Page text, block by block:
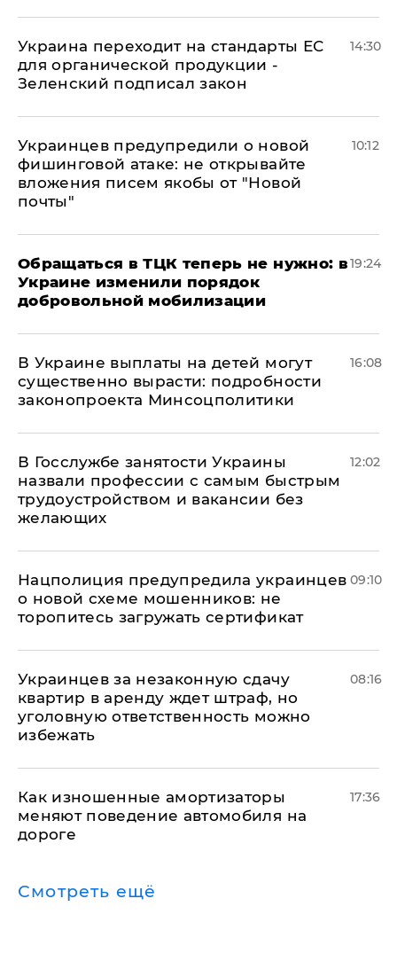
Украина переходит на стандарты ЕС
для органической продукции -
Зеленский подписал закон
14:30
Украинцев предупредили о новой
фишинговой атаке: не открывайте
вложения писем якобы от "Новой
почты"
10:12
Обращаться в ТЦК теперь не нужно: в
Украине изменили порядок
добровольной мобилизации
19:24
В Украине выплаты на детей могут
существенно вырасти: подробности
законопроекта Минсоцполитики
16:08
В Госслужбе занятости Украины
назвали профессии с самым быстрым
трудоустройством и вакансии без
желающих
12:02
Нацполиция предупредила украинцев
о новой схеме мошенников: не
торопитесь загружать сертификат
09:10
Украинцев за незаконную сдачу
квартир в аренду ждет штраф, но
уголовную ответственность можно
избежать
08:16
Как изношенные амортизаторы
меняют поведение автомобиля на
дороге
17:36
Смотреть ещё